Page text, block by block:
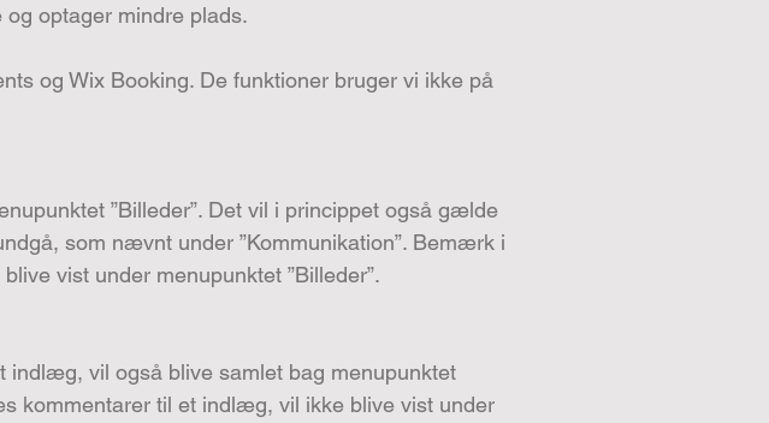
optager mindre plads.
og Wix Booking. De funktioner bruger vi ikke på
”Billeder”. Det vil i princippet også gælde
som nævnt under ”Kommunikation”. Bemærk i
vist under menupunktet ”Billeder”.
indlæg, vil også blive samlet bag menupunktet
kommentarer til et indlæg, vil ikke blive vist under